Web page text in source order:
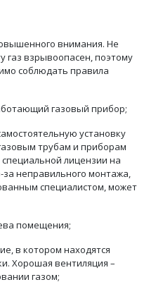
внимания. Не
газ взрывоопасен, поэтому
соблюдать правила
газовый прибор;
установку
трубам и приборам
лицензии на
неправильного монтажа,
специалистом, может
помещения;
в котором находятся
Хорошая вентиляция –
газом;